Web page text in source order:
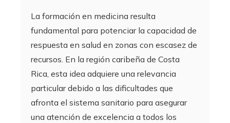
La formación en medicina resulta
fundamental para potenciar la capacidad de
respuesta en salud en zonas con escasez de
recursos. En la región caribeña de Costa
Rica, esta idea adquiere una relevancia
particular debido a las dificultades que
afronta el sistema sanitario para asegurar
una atención de excelencia a todos los